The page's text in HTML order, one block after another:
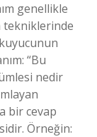
genellikle
tekniklerinde
“Bu
nedir
bir cevap
Örneğin: